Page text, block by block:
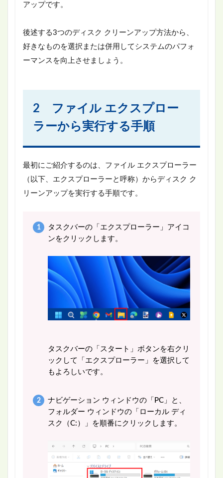
アップです。
後述する3つのディスク クリーンアップ方法から、
好きなものを選択または併用してシステムのパフォ
ーマンスを向上させましょう。
2 ファイル エクスプロー
ラーから実行する手順
最初にご紹介するのは、ファイル エクスプローラー
（以下、エクスプローラーと呼称）からディスク ク
リーンアップを実行する手順です。
タスクバーの「エクスプローラー」アイコ
ンをクリックします。
タスクバーの「スタート」ボタンを右クリ
ックして「エクスプローラー」を選択して
もよろしいです。
ナビゲーション ウィンドウの「PC」と、
フォルダー ウィンドウの「ローカル ディ
スク（C:）」を順番にクリックします。